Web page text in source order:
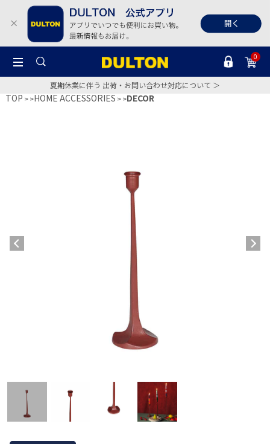
0
夏期休業に伴う 出荷・お問い合わせ対応について ＞
TOP >HOME ACCESSORIES >DECOR